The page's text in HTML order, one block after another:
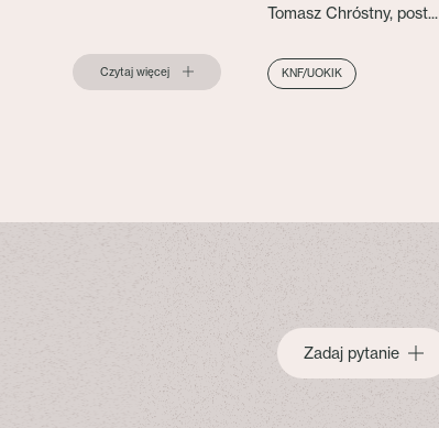
Czytaj więcej
Tomasz Chróstny, post...
KNF/UOKIK
Zadaj pytanie